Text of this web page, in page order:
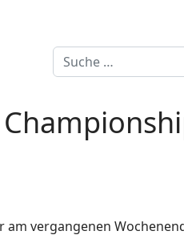
Suchen
vergangenen